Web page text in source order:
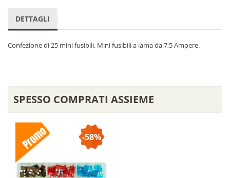
DETTAGLI
Confezione di 25 mini fusibili. Mini fusibili a lama da 7,5 Ampere.
SPESSO COMPRATI ASSIEME
-58%